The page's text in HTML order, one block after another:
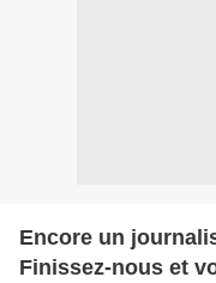
Encore un
Finissez-nous et